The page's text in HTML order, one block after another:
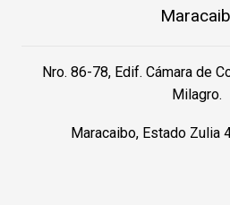
Nro. 86-78, Edif. Cámara de
Milagro.
Maracaibo, Estado Zulia